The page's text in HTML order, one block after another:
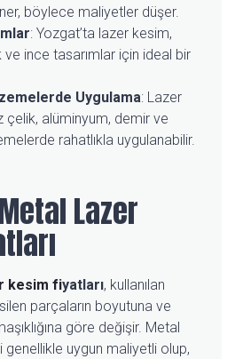
böylece maliyetler düşer.
: Yozgat’ta lazer kesim,
ve ince tasarımlar için ideal bir
Uygulama: Lazer
çelik, alüminyum, demir ve
rahatlıkla uygulanabilir.
Lazer
kesim fiyatları, kullanılan
parçaların boyutuna ve
göre değişir. Metal
uygun maliyetli olup,